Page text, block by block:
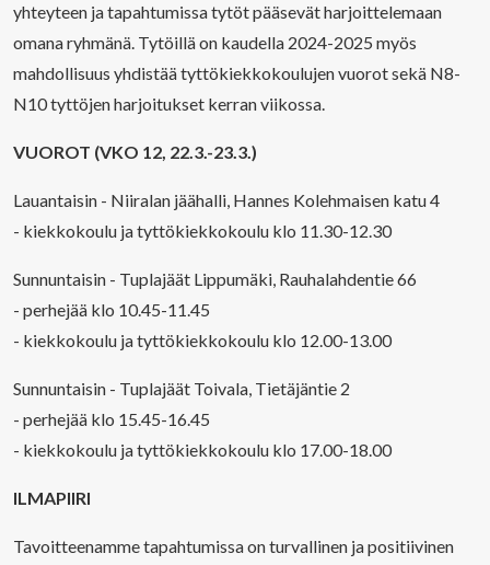
yhteyteen ja tapahtumissa tytöt pääsevät harjoittelemaan
omana ryhmänä. Tytöillä on kaudella 2024-2025 myös
mahdollisuus yhdistää tyttökiekkokoulujen vuorot sekä N8-
N10 tyttöjen harjoitukset kerran viikossa.
VUOROT (VKO 12, 22.3.-23.3.)
Lauantaisin - Niiralan jäähalli, Hannes Kolehmaisen katu 4
- kiekkokoulu ja tyttökiekkokoulu klo 11.30-12.30
Sunnuntaisin - Tuplajäät Lippumäki, Rauhalahdentie 66
- perhejää klo 10.45-11.45
- kiekkokoulu ja tyttökiekkokoulu klo 12.00-13.00
Sunnuntaisin - Tuplajäät Toivala, Tietäjäntie 2
- perhejää klo 15.45-16.45
- kiekkokoulu ja tyttökiekkokoulu klo 17.00-18.00
ILMAPIIRI
Tavoitteenamme tapahtumissa on turvallinen ja positiivinen